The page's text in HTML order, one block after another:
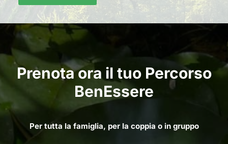
Prenota ora il tuo Percorso
BenEssere
Per tutta la famiglia, per la coppia o in gruppo